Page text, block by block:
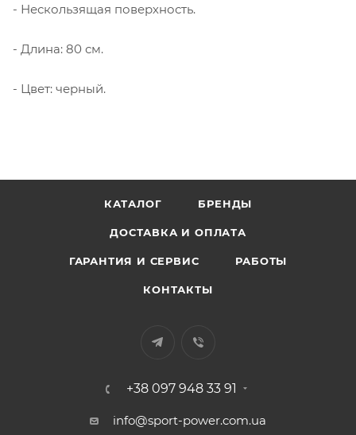
- Нескользящая поверхность.
- Длина: 80 см.
- Цвет: черный.
КАТАЛОГ БРЕНДЫ
ДОСТАВКА И ОПЛАТА
ГАРАНТИЯ И СЕРВИС РАБОТЫ
КОНТАКТЫ
+38 097 948 33 91
info@sport-power.com.ua